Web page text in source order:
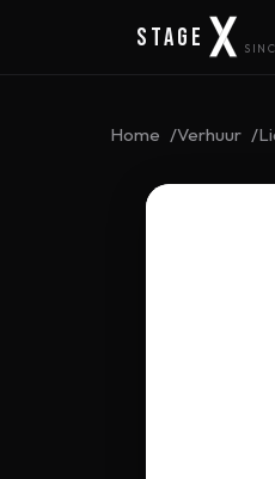
Stage
Home Verhuur